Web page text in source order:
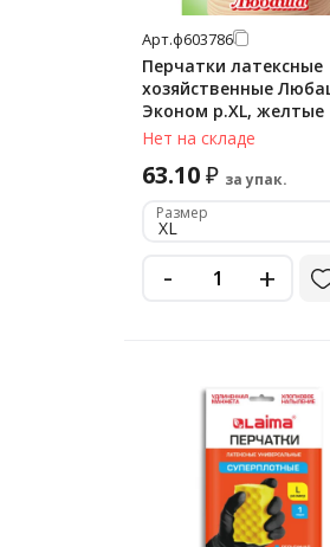
Арт.ф603786
Перчатки латексные
хозяйственные
Эконом р.XL, желтые
Нет на складе
63.10₽ за упак.
Размер
XL
- +